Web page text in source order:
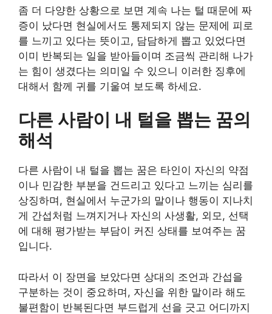
좀 더 다양한 상황으로 보면 계속 나는 털 때문에 짜
증이 났다면 현실에서도 통제되지 않는 문제에 피로
를 느끼고 있다는 뜻이고, 담담하게 뽑고 있었다면
이미 반복되는 일을 받아들이며 조금씩 관리해 나가
는 힘이 생겼다는 의미일 수 있으니 이러한 징후에
대해서 함께 귀를 기울여 보도록 하세요.
다른 사람이 내 털을 뽑는 꿈의
해석
다른 사람이 내 털을 뽑는 꿈은 타인이 자신의 약점
이나 민감한 부분을 건드리고 있다고 느끼는 심리를
상징하며, 현실에서 누군가의 말이나 행동이 지나치
게 간섭처럼 느껴지거나 자신의 사생활, 외모, 선택
에 대해 평가받는 부담이 커진 상태를 보여주는 꿈
입니다.
따라서 이 장면을 보았다면 상대의 조언과 간섭을
구분하는 것이 중요하며, 자신을 위한 말이라 해도
불편함이 반복된다면 부드럽게 선을 긋고 어디까지